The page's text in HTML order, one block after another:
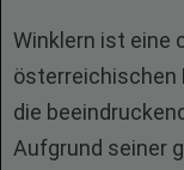
Winklern ist eine
österreichischen
die
Aufgrund seiner